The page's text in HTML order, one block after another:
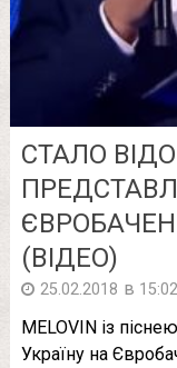
СТАЛО
(ВІДЕО)
25.02.2018 в 15:02
MELOVIN із
Україну на